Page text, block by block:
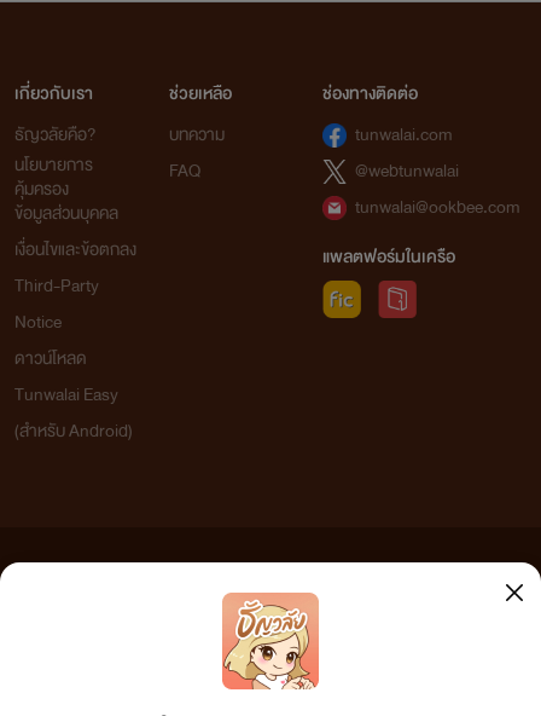
เกี่ยวกับเรา
ธัญวลัยคือ?
นโยบายการ
คุ้มครอง
ข้อมูลส่วนบุคคล
เงื่อนไขและข้อตกลง
Third-Party
Notice
ดาวน์โหลด
Tunwalai Easy
(สำหรับ Android)
ช่วยเหลือ
บทความ
FAQ
ช่องทางติดต่อ
tunwalai.com
@webtunwalai
tunwalai@ookbee.com
แพลตฟอร์มในเครือ
เว็บไซต์แห่งนี้ไม่ได้เห็นด้วยและไม่ขอรับผิดชอบต่อข้อความใดๆ ทั้งสิ้น ดังนั้นผู้อ่านทุกท่านโปรดใช้
วิจารณญาณในการกลั่นกรองด้วยตนเอง และหากท่านพบข้อความใดๆ ที่ขัดต่อกฎหมายและศีลธรรม
เพื่อทีมงานจะได้ดำเนินการในทันที ทั้งนี้ ทางเว็บไซต์ขอสงวน
ลิขสิทธิ์ตามพระราชบัญญัติลิขสิทธิ์ (ฉบับเพิ่มเติม) พ.ศ.2558